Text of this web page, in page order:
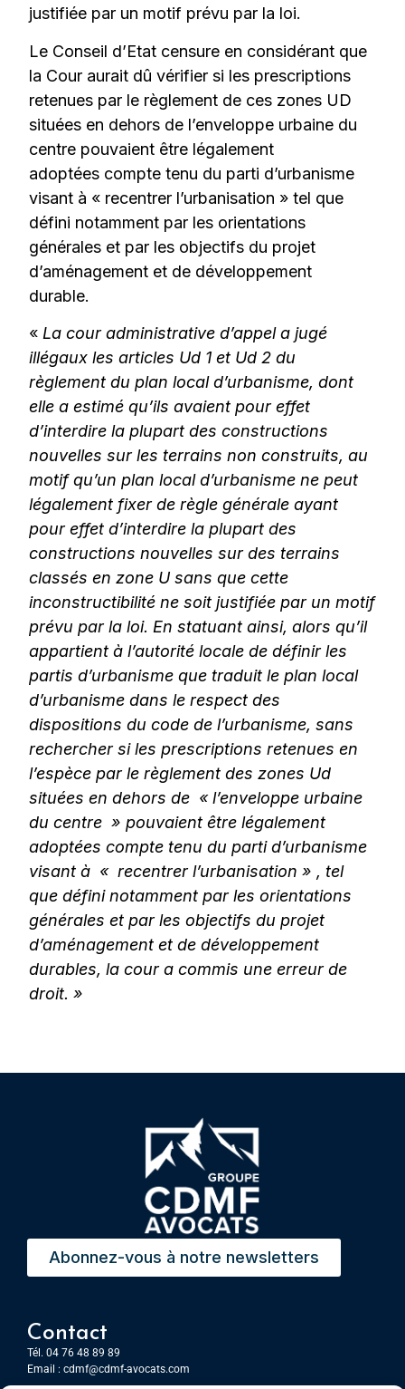
justifiée par un motif prévu par la loi.
Le Conseil d’Etat censure en considérant que
la Cour aurait dû vérifier si les prescriptions
retenues par le règlement de ces zones UD
situées en dehors de l’enveloppe urbaine du
centre pouvaient être légalement
adoptées compte tenu du parti d’urbanisme
visant à « recentrer l’urbanisation » tel que
défini notamment par les orientations
générales et par les objectifs du projet
d’aménagement et de développement
durable.
« La cour administrative d’appel a jugé
illégaux les articles Ud 1 et Ud 2 du
règlement du plan local d’urbanisme, dont
elle a estimé qu’ils avaient pour effet
d’interdire la plupart des constructions
nouvelles sur les terrains non construits, au
motif qu’un plan local d’urbanisme ne peut
légalement fixer de règle générale ayant
pour effet d’interdire la plupart des
constructions nouvelles sur des terrains
classés en zone U sans que cette
inconstructibilité ne soit justifiée par un motif
prévu par la loi. En statuant ainsi, alors qu’il
appartient à l’autorité locale de définir les
partis d’urbanisme que traduit le plan local
d’urbanisme dans le respect des
dispositions du code de l’urbanisme, sans
rechercher si les prescriptions retenues en
l’espèce par le règlement des zones Ud
situées en dehors de « l’enveloppe urbaine
du centre » pouvaient être légalement
adoptées compte tenu du parti d’urbanisme
visant à « recentrer l’urbanisation » , tel
que défini notamment par les orientations
générales et par les objectifs du projet
d’aménagement et de développement
durables, la cour a commis une erreur de
droit. »
Abonnez-vous à notre newsletters
Contact
Tél. 04 76 48 89 89
Email : cdmf@cdmf-avocats.com